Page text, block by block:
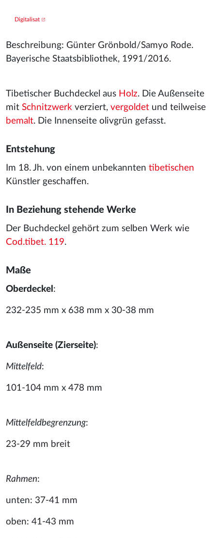
Digitalisat
Beschreibung: Günter Grönbold/Samyo Rode.
Bayerische Staatsbibliothek, 1991/2016.
Tibetischer Buchdeckel aus Holz. Die Außenseite
mit Schnitzwerk verziert, vergoldet und teilweise
bemalt. Die Innenseite olivgrün gefasst.
Entstehung
Im 18. Jh. von einem unbekannten tibetischen
Künstler geschaffen.
In Beziehung stehende Werke
Der Buchdeckel gehört zum selben Werk wie
Cod.tibet. 119.
Maße
Oberdeckel :
232-235 mm x 638 mm x 30-38 mm
Außenseite (Zierseite):
Mittelfeld:
101-104 mm x 478 mm
Mittelfeldbegrenzung:
23-29 mm breit
Rahmen:
unten: 37-41 mm
oben: 41-43 mm